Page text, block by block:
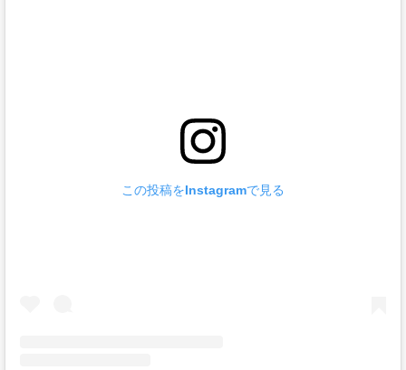
この投稿をInstagramで見る